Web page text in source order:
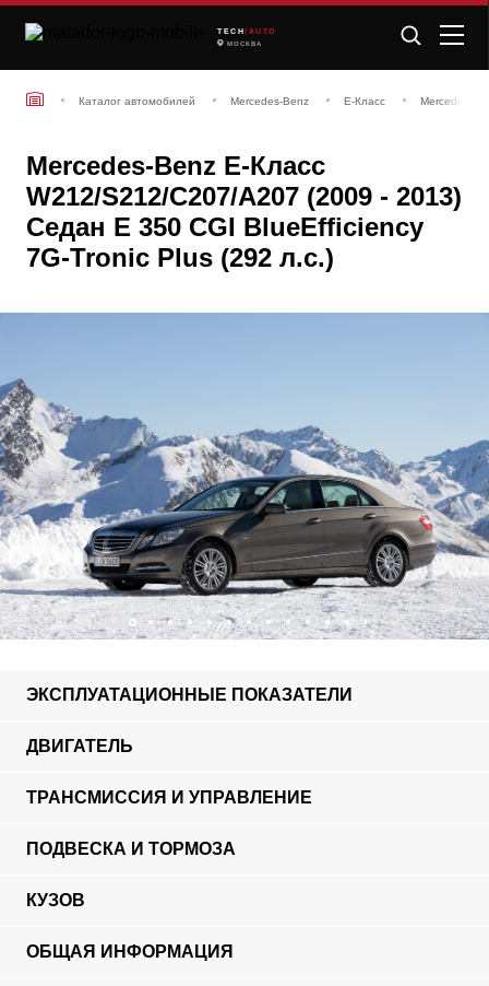
TECH /AUTO
МОСКВА
Каталог автомобилей Mercedes-Benz E-Класс Mercedes-
Mercedes-Benz E-Класс
W212/S212/C207/A207 (2009 - 2013)
Седан E 350 CGI BlueEfficiency
7G-Tronic Plus (292 л.с.)
ЭКСПЛУАТАЦИОННЫЕ ПОКАЗАТЕЛИ
ДВИГАТЕЛЬ
ТРАНСМИССИЯ И УПРАВЛЕНИЕ
ПОДВЕСКА И ТОРМОЗА
КУЗОВ
ОБЩАЯ ИНФОРМАЦИЯ